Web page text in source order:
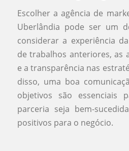
Escolher a agência de
Uberlândia pode ser um
considerar a experiência
de trabalhos anteriores, as
e a transparência nas
disso, uma boa
objetivos são essenciais
parceria seja bem-
positivos para o negócio.